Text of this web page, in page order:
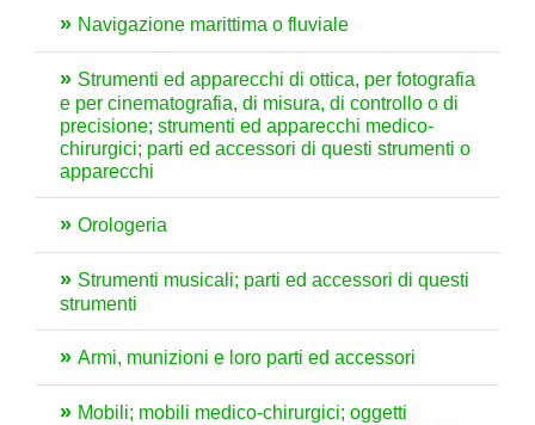
Navigazione marittima o fluviale
Strumenti ed apparecchi di ottica, per fotografia
e per cinematografia, di misura, di controllo o di
precisione; strumenti ed apparecchi medico-
chirurgici; parti ed accessori di questi strumenti o
apparecchi
Orologeria
Strumenti musicali; parti ed accessori di questi
strumenti
Armi, munizioni e loro parti ed accessori
Mobili; mobili medico-chirurgici; oggetti